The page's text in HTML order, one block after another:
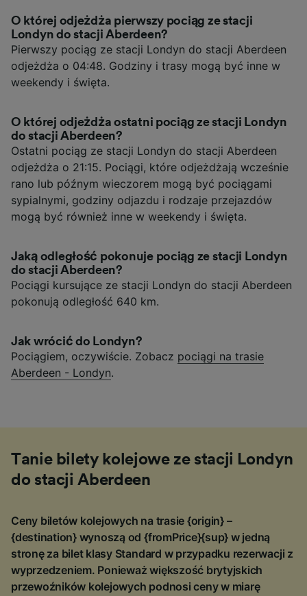
O której odjeżdża pierwszy pociąg ze stacji
Londyn do stacji Aberdeen?
Pierwszy pociąg ze stacji Londyn do stacji Aberdeen
odjeżdża o 04:48. Godziny i trasy mogą być inne w
weekendy i święta.
O której odjeżdża ostatni pociąg ze stacji Londyn
do stacji Aberdeen?
Ostatni pociąg ze stacji Londyn do stacji Aberdeen
odjeżdża o 21:15. Pociągi, które odjeżdżają wcześnie
rano lub późnym wieczorem mogą być pociągami
sypialnymi, godziny odjazdu i rodzaje przejazdów
mogą być również inne w weekendy i święta.
Jaką odległość pokonuje pociąg ze stacji Londyn
do stacji Aberdeen?
Pociągi kursujące ze stacji Londyn do stacji Aberdeen
pokonują odległość 640 km.
Jak wrócić do Londyn?
Pociągiem, oczywiście. Zobacz pociągi na trasie
Aberdeen - Londyn.
Tanie bilety kolejowe ze stacji Londyn
do stacji Aberdeen
Ceny biletów kolejowych na trasie {origin} –
{destination} wynoszą od {fromPrice}{sup} w jedną
stronę za bilet klasy Standard w przypadku rezerwacji z
wyprzedzeniem. Ponieważ większość brytyjskich
przewoźników kolejowych podnosi ceny w miarę